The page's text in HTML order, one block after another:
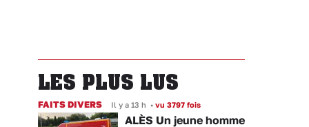
LES PLUS LUS
FAITS DIVERS Il y a 13 h • vu 3797 fois
ALÈS Un jeune homme